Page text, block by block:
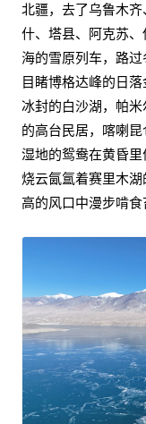
北疆，去了乌鲁木
什、塔县、阿克苏
海的雪原列车，路过
目睹博格达峰的日
冰封的白沙湖，帕
的高台民居，喀喇
湿地的鸳鸯在黄昏
烧云氤氲着赛里木
高的风口中漫步啃